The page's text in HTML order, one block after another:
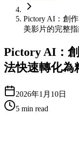
Pictory AI：創
美影片的完整
Pictory AI：
法快速轉化為
2026年1月10日
5 min read